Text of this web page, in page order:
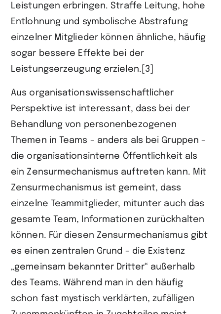
Leistungen erbringen. Straffe Leitung, hohe
Entlohnung und symbolische Abstrafung
einzelner Mitglieder können ähnliche, häufig
sogar bessere Effekte bei der
Leistungserzeugung erzielen.[3]
Aus organisationswissenschaftlicher
Perspektive ist interessant, dass bei der
Behandlung von personenbezogenen
Themen in Teams – anders als bei Gruppen –
die organisationsinterne Öffentlichkeit als
ein Zensurmechanismus auftreten kann. Mit
Zensurmechanismus ist gemeint, dass
einzelne Teammitglieder, mitunter auch das
gesamte Team, Informationen zurückhalten
können. Für diesen Zensurmechanismus gibt
es einen zentralen Grund – die Existenz
„gemeinsam bekannter Dritter“ außerhalb
des Teams. Während man in den häufig
schon fast mystisch verklärten, zufälligen